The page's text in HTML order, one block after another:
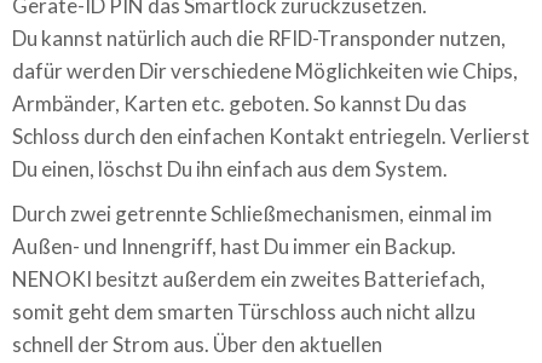
Geräte-ID PIN das Smartlock zurückzusetzen.
Du kannst natürlich auch die RFID-Transponder nutzen,
dafür werden Dir verschiedene Möglichkeiten wie Chips,
Armbänder, Karten etc. geboten. So kannst Du das
Schloss durch den einfachen Kontakt entriegeln. Verlierst
Du einen, löschst Du ihn einfach aus dem System.
Durch zwei getrennte Schließmechanismen, einmal im
Außen- und Innengriff, hast Du immer ein Backup.
NENOKI besitzt außerdem ein zweites Batteriefach,
somit geht dem smarten Türschloss auch nicht allzu
schnell der Strom aus. Über den aktuellen